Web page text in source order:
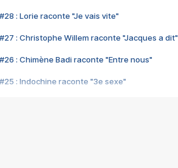
#28 : Lorie raconte "Je vais vite"
#27 : Christophe Willem raconte "Jacques a dit"
#26 : Chimène Badi raconte "Entre nous"
#25 : Indochine raconte "3e sexe"